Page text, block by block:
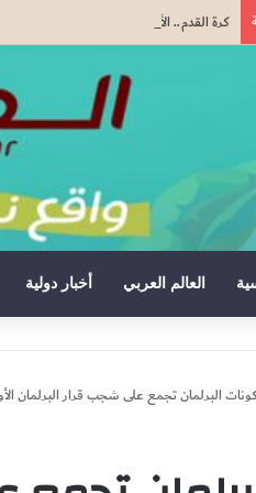
كرة القدم.. الألماني ماتياس يايسل مدربا
العالم العربي أخبار دولية
البرلمان تجمع على شجب قرار البرلمان